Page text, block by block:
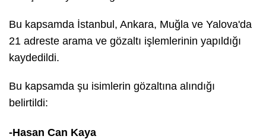
Bu kapsamda İstanbul, Ankara, Muğla ve Yalova'da
21 adreste arama ve gözaltı işlemlerinin yapıldığı
kaydedildi.
Bu kapsamda şu isimlerin gözaltına alındığı
belirtildi:
-Hasan Can Kaya